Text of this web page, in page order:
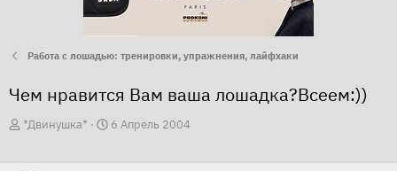
Работа с лошадью: тренировки, упражнения, лайфхаки
Чем нравится Вам ваша лошадка?Всеем:))
А
*Двинушка*
Д
6 Апрель 2004